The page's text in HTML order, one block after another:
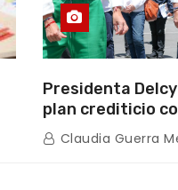
Presidenta
plan crediticio
directo en
de Condominio
Claudia Guerra